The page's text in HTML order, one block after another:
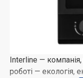
Interline —
роботі — екологія,